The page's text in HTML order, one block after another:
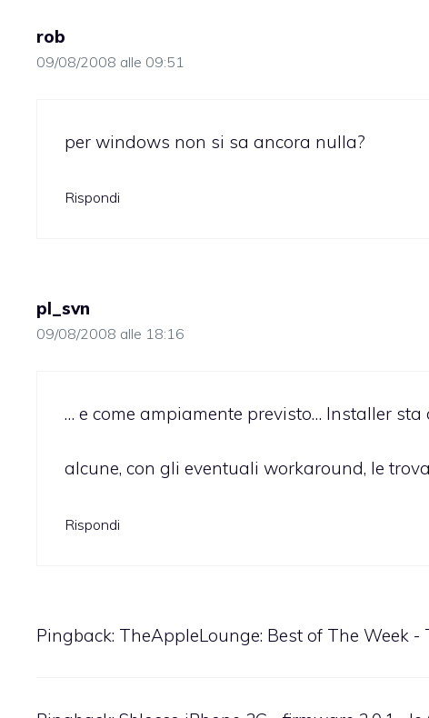
rob
09/08/2008 alle 09:51
per windows non si sa ancora nulla?
Rispondi
pl_svn
09/08/2008 alle 18:16
… e come ampiamente previsto… Installer
alcune, con gli eventuali workaround, le
Rispondi
Pingback: TheAppleLounge: Best of The Week -